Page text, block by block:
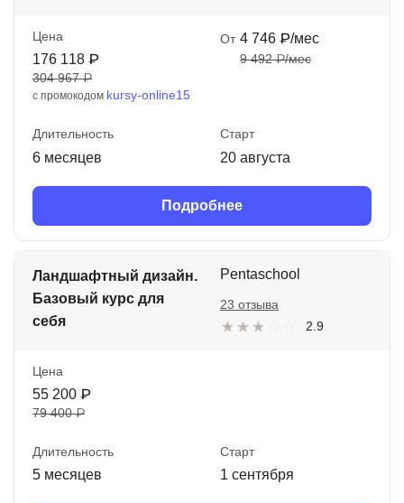
Цена
176 118 ₽
304 967 ₽
с промокодом kursy-online15
От 4 746 ₽/мес
9 492 ₽/мес
Длительность
6 месяцев
Старт
20 августа
Подробнее
Ландшафтный дизайн.
Базовый курс для
себя
Pentaschool
2.9
23 отзыва
Цена
55 200 ₽
79 400 ₽
Длительность
5 месяцев
Старт
1 сентября